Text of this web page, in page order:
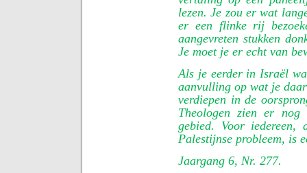
lezen. Je zou er wat
er een flinke rij
aangevreten stukken
Je moet je er echt van
Als je eerder in Israël
aanvulling op wat je
verdiepen in de
Theologen zien er
gebied. Voor iedereen,
Palestijnse probleem, is
Jaargang 6, Nr. 277.